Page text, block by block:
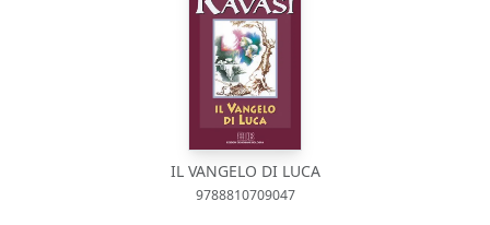
IL VANGELO DI LUCA
9788810709047